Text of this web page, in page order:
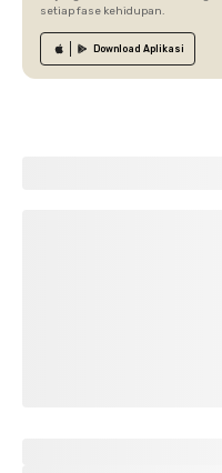
setiap fase kehidupan.
Download Aplikasi